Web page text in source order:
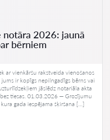
notāra 2026: jaunā
bērniem
ar vienkāršu rakstveida vienošanos
ir kopīgs nepilngadīgs bērns vai
jāslēdz notariāla akta
tiesas. 01.03.2026 — Grozījumu
gada iespējama šķiršana […]